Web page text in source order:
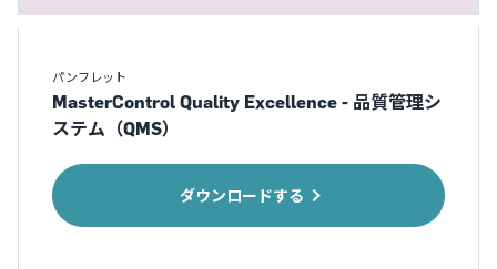
パンフレット
MasterControl Quality Excellence - 品質管理シ
ステム（QMS）
ダウンロードする